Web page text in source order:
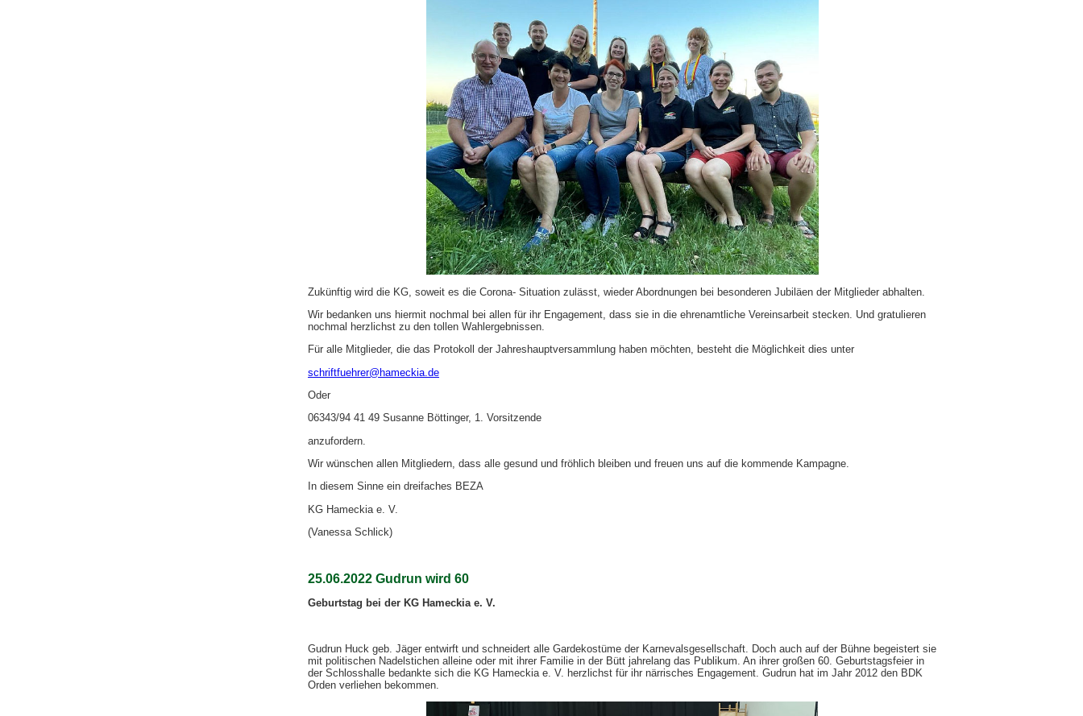
Zukünftig wird die KG, soweit es die Corona- Situation zulässt, wieder Abordnungen bei besonderen Jubiläen der Mitglieder abhalten.
Wir bedanken uns hiermit nochmal bei allen für ihr Engagement, dass sie in die ehrenamtliche Vereinsarbeit stecken. Und gratulieren
nochmal herzlichst zu den tollen Wahlergebnissen.
Für alle Mitglieder, die das Protokoll der Jahreshauptversammlung haben möchten, besteht die Möglichkeit dies unter
schriftfuehrer@hameckia.de
Oder
06343/94 41 49 Susanne Böttinger, 1. Vorsitzende
anzufordern.
Wir wünschen allen Mitgliedern, dass alle gesund und fröhlich bleiben und freuen uns auf die kommende Kampagne.
In diesem Sinne ein dreifaches BEZA
KG Hameckia e. V.
(Vanessa Schlick)
25.06.2022 Gudrun wird 60
Geburtstag bei der KG Hameckia e. V.
Gudrun Huck geb. Jäger entwirft und schneidert alle Gardekostüme der Karnevalsgesellschaft. Doch auch auf der Bühne begeistert sie
mit politischen Nadelstichen alleine oder mit ihrer Familie in der Bütt jahrelang das Publikum. An ihrer großen 60. Geburtstagsfeier in
der Schlosshalle bedankte sich die KG Hameckia e. V. herzlichst für ihr närrisches Engagement. Gudrun hat im Jahr 2012 den BDK
Orden verliehen bekommen.